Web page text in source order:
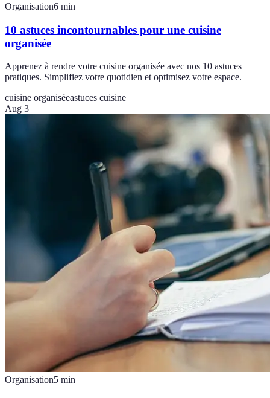
Organisation6 min
10 astuces incontournables pour une cuisine
organisée
Apprenez à rendre votre cuisine organisée avec nos 10 astuces
pratiques. Simplifiez votre quotidien et optimisez votre espace.
cuisine organiséeastuces cuisine
Aug 3
Organisation5 min